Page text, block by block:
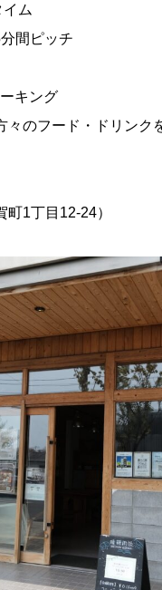
ム
間ピッチ
キング
々のフード・ドリンク
町1丁目12-24）